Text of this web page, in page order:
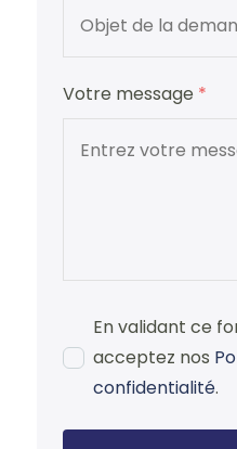
Votre message *
En validant ce
acceptez nos
confidentialité.